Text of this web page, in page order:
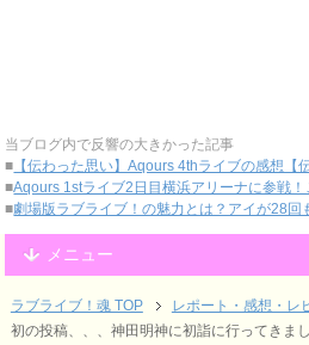
当ブログ内で反響の大きかった記事
■ 【伝わった思い】Aqours 4thライブの感想【
■Aqours 1stライブ2日目横浜アリーナに参戦
■劇場版ラブライブ！の魅力とは？アイが28回
メニュー
ラブライブ！魂 TOP レポート・感想・レ
初の投稿、、、神田明神に初詣に行ってきまし